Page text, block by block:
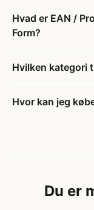
Hvad er EAN /
Form?
Hvilken kategori
Hvor kan jeg
Du er